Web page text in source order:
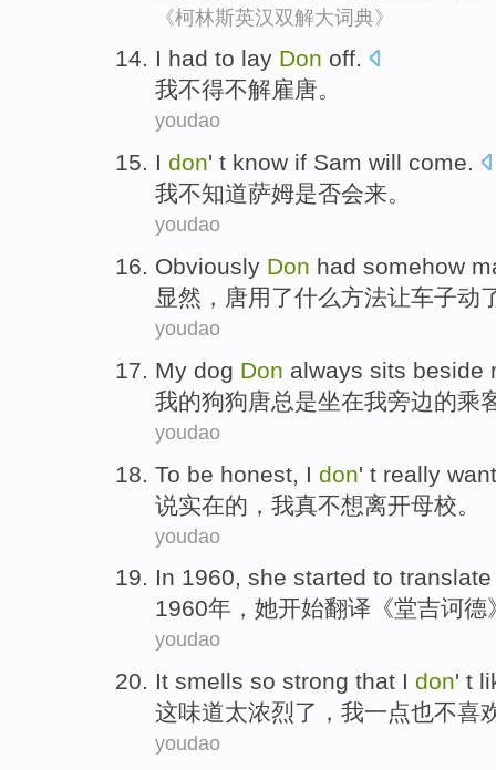
《柯林斯英汉双解大词典》
I had to lay Don off.
我不得不解雇唐。
youdao
I don' t know if Sam will come.
我不知道萨姆是否会来。
youdao
Obviously Don had somehow
显然，唐用了什么方法让车子动
youdao
My dog Don always sits beside
我的狗狗唐总是坐在我旁边的乘
youdao
To be honest, I don' t really
说实在的，我真不想离开母校。
youdao
In 1960, she started to
1960年，她开始翻译《堂吉诃德
youdao
It smells so strong that I don' t
这味道太浓烈了，我一点也不喜
youdao